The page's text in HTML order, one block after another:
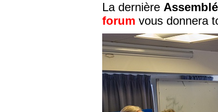
La dernière
forum vous donnera